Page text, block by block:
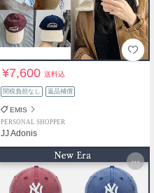
¥7,600送料込
関税負担なし 返品補償
EMIS
PERSONAL SHOPPER
JJ Adonis